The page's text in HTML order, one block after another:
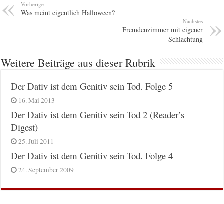
Vorherige
Was meint eigentlich Halloween?
Nächstes
Fremdenzimmer mit eigener
Schlachtung
Weitere Beiträge aus dieser Rubrik
Der Dativ ist dem Genitiv sein Tod. Folge 5
16. Mai 2013
Der Dativ ist dem Genitiv sein Tod 2 (Reader’s
Digest)
25. Juli 2011
Der Dativ ist dem Genitiv sein Tod. Folge 4
24. September 2009